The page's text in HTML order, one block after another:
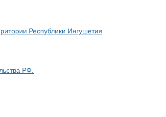
Республики Ингушетия
РФ.